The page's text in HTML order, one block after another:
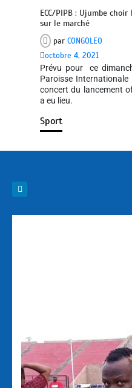
ECC/PIPB : Ujumbe
sur le marché
par CONGOLEO
octobre 4, 2021
Prévu pour ce
Paroisse
concert du lancement
a eu lieu.
Sport